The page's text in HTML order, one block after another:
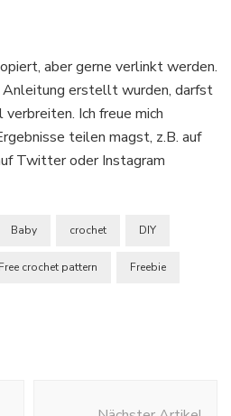
aber gerne verlinkt werden.
Anleitung erstellt wurden, darfst
Ich freue mich
teilen magst, z.B. auf
Twitter oder Instagram
Baby crochet DIY
Free crochet pattern Freebie